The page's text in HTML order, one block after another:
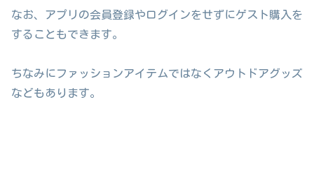
なお、アプリの会員登録やログインをせずにゲスト購入を
することもできます。
ちなみにファッションアイテムではなくアウトドアグッズ
などもあります。